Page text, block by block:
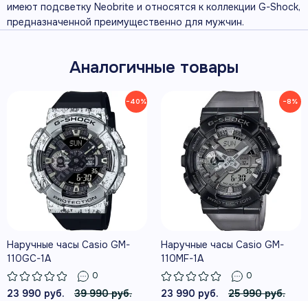
имеют подсветку Neobrite и относятся к коллекции G-Shock,
предназначенной преимущественно для мужчин.
Аналогичные товары
−40%
Наручные часы Casio GM-
110GC-1A
0
23 990 руб.
39 990 руб.
−8%
Наручные часы Casio GM-
110MF-1A
0
23 990 руб.
25 990 руб.